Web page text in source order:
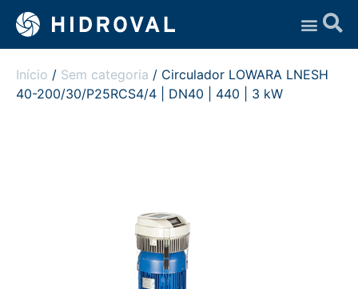
Início / Sem categoria / Circulador LOWARA LNESH
40-200/30/P25RCS4/4 | DN40 | 440 | 3 kW